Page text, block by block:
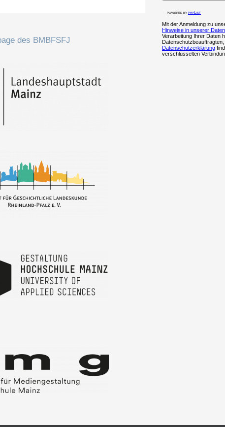
des BMBFSFJ